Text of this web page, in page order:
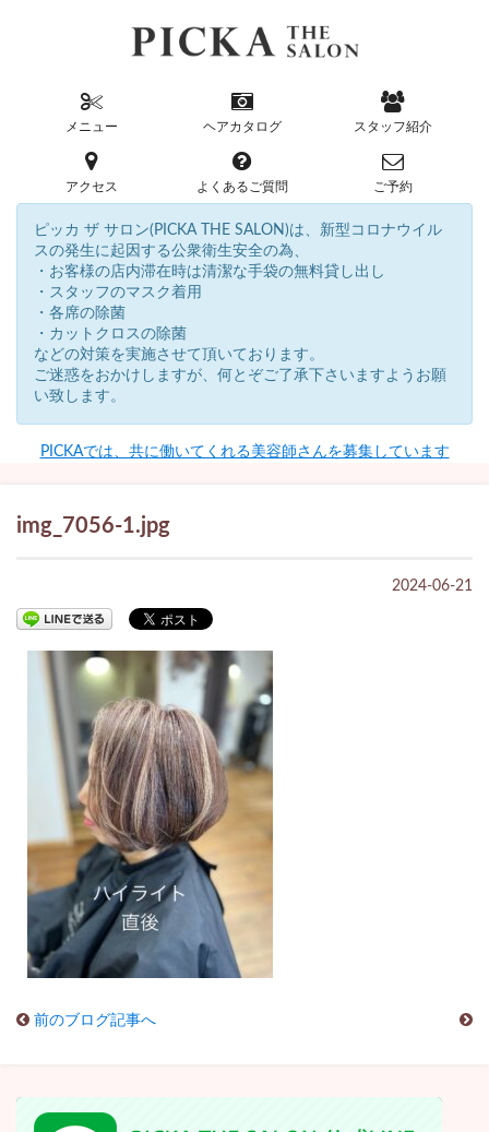
メニュー ヘアカタログ スタッフ紹介
アクセス よくあるご質問 ご予約
ピッカ ザ サロン(PICKA THE SALON)は、新型コロナウイル
スの発生に起因する公衆衛生安全の為、
・お客様の店内滞在時は清潔な手袋の無料貸し出し
・スタッフのマスク着用
・各席の除菌
・カットクロスの除菌
などの対策を実施させて頂いております。
ご迷惑をおかけしますが、何とぞご了承下さいますようお願
い致します。
PICKAでは、共に働いてくれる美容師さんを募集しています
img_7056-1.jpg
2024-06-21
前のブログ記事へ